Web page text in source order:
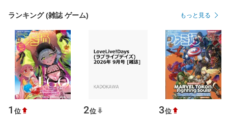
ランキング (雑誌 ゲーム) もっと見る
1 位 2位 3位